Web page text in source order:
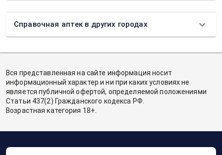
Справочная аптек в других городах
Вся представленная на сайте информация носит
информационный характер и ни при каких условиях не
является публичной офертой, определяемой положениями
Статьи 437(2) Гражданского кодекса РФ.
Возрастная категория 18+.